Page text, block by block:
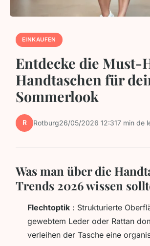
EINKAUFEN
Entdecke die Must-
Handtaschen für
Sommerlook
R Rotburg26/05/2026 12:317 min de
Was man über die
Trends 2026 wissen
Flechtoptik : Strukturierte
gewebtem Leder oder Rattan
verleihen der Tasche eine